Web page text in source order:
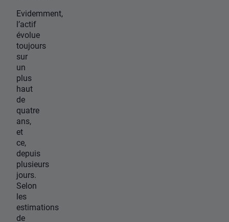
Evidemment,
l’actif
évolue
toujours
sur
un
plus
haut
de
quatre
ans,
et
ce,
depuis
plusieurs
jours.
Selon
les
estimations
de